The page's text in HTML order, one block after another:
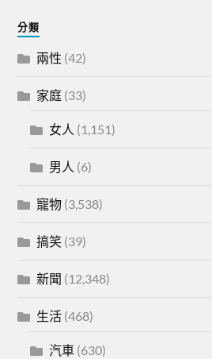
分類
兩性 (42)
家庭 (33)
女人 (1,151)
男人 (6)
寵物 (3,538)
搞笑 (39)
新聞 (12,348)
生活 (468)
汽車 (630)